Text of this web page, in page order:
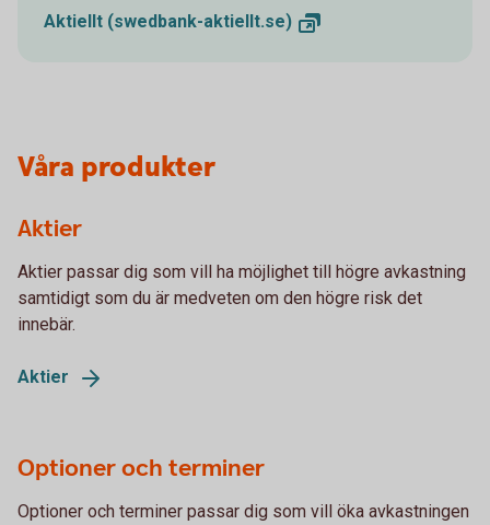
Aktiellt (swedbank-aktiellt.se)
Våra produkter
Aktier
Aktier passar dig som vill ha möjlighet till högre avkastning
samtidigt som du är medveten om den högre risk det
innebär.
Aktier
Optioner och terminer
Optioner och terminer passar dig som vill öka avkastningen